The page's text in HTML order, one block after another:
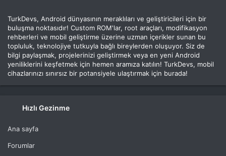
TurkDevs, Android dünyasının meraklıları ve geliştiricileri için bir
buluşma noktasıdır! Custom ROM'lar, root araçları, modifikasyon
rehberleri ve mobil geliştirme üzerine uzman içerikler sunan bu
topluluk, teknolojiye tutkuyla bağlı bireylerden oluşuyor. Siz de
bilgi paylaşmak, projelerinizi geliştirmek veya en yeni Android
yeniliklerini keşfetmek için hemen aramıza katılın! TurkDevs, mobil
cihazlarınızı sınırsız bir potansiyele ulaştırmak için burada!
Hızlı Gezinme
Ana sayfa
Forumlar